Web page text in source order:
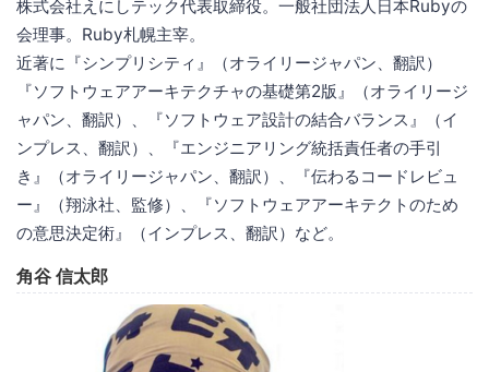
株式会社えにしテック代表取締役。一般社団法人日本Rubyの
会理事。Ruby札幌主宰。
近著に『シンプリシティ』（オライリージャパン、翻訳）
『ソフトウェアアーキテクチャの基礎第2版』（オライリージ
ャパン、翻訳）、『ソフトウェア設計の結合バランス』（イ
ンプレス、翻訳）、『エンジニアリング統括責任者の手引
き』（オライリージャパン、翻訳）、『伝わるコードレビュ
ー』（翔泳社、監修）、『ソフトウェアアーキテクトのため
の意思決定術』（インプレス、翻訳）など。
角谷 信太郎